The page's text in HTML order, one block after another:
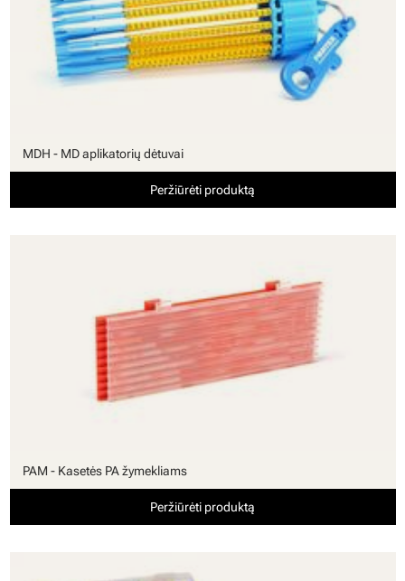
MDH - MD aplikatorių dėtuvai
Peržiūrėti produktą
PAM - Kasetės PA žymekliams
Peržiūrėti produktą